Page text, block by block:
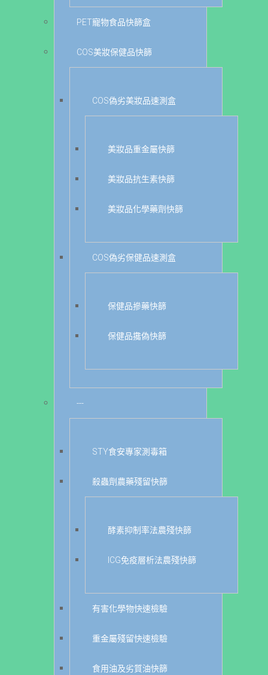
PET寵物食品快篩盒
COS美妝保健品快篩
COS偽劣美妝品速測盒
美妝品重金屬快篩
美妝品抗生素快篩
美妝品化學藥劑快篩
COS偽劣保健品速測盒
保健品摻藥快篩
保健品攙偽快篩
---
STY食安專家測毒箱
殺蟲劑農藥殘留快篩
酵素抑制率法農殘快篩
ICG免疫層析法農殘快篩
有害化學物快速檢驗
重金屬殘留快速檢驗
食用油及劣質油快篩